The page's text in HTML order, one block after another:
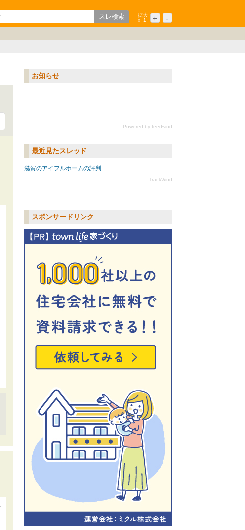
拡大
x
1 + -
お知らせ
Powered by feedwind
最近見たスレッド
滋賀のアイフルホームの評判
TrackWind
スポンサードリンク